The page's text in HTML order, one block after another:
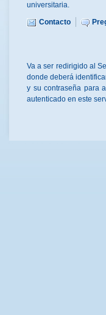
universitaria.
Contacto
Va a ser redirigido al
donde deberá
y su contraseña para
autenticado en este